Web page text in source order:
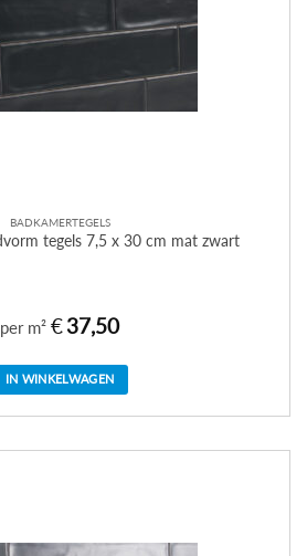
BADKAMERTEGELS
tegels 7,5 x 30 cm mat zwart
per m² €37,50
IN WINKELWAGEN